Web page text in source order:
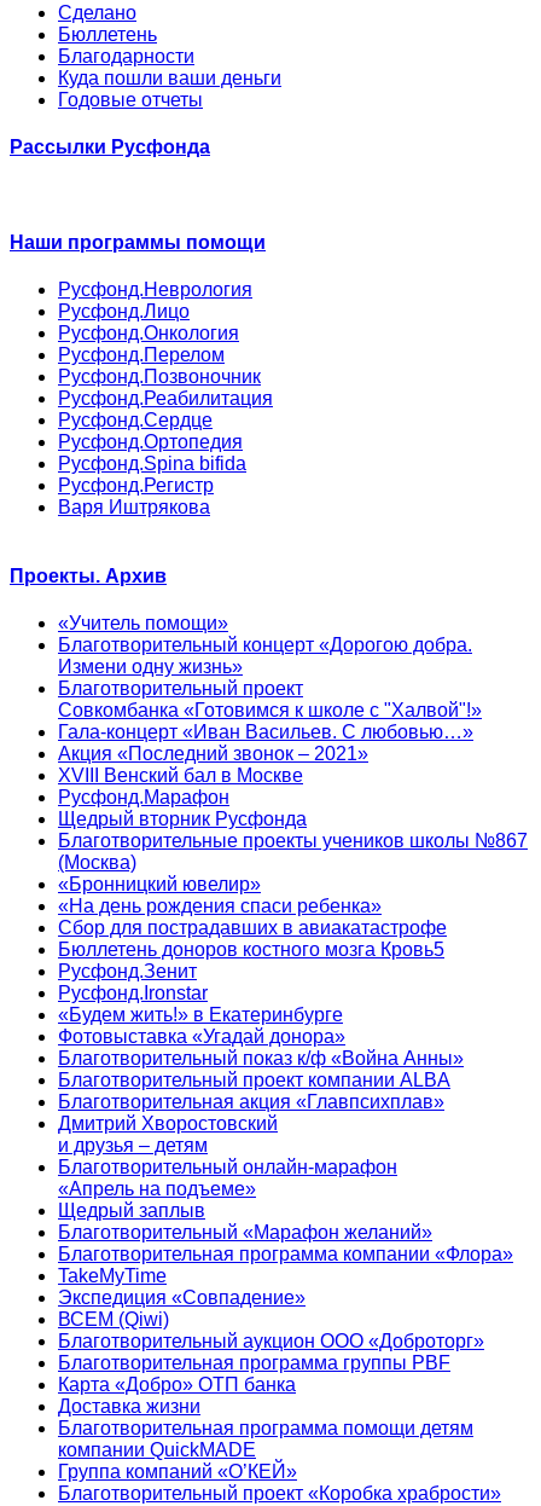
Сделано
Бюллетень
Благодарности
Куда пошли ваши деньги
Годовые отчеты
Рассылки Русфонда
Наши программы помощи
Русфонд.Неврология
Русфонд.Лицо
Русфонд.Онкология
Русфонд.Перелом
Русфонд.Позвоночник
Русфонд.Реабилитация
Русфонд.Сердце
Русфонд.Ортопедия
Русфонд.Spina bifida
Русфонд.Регистр
Варя Иштрякова
Проекты. Архив
«Учитель помощи»
Благотворительный концерт «Дорогою добра.
Измени одну жизнь»
Благотворительный проект
Совкомбанка «Готовимся к школе с "Халвой"!»
Гала-концерт «Иван Васильев. С любовью…»
Акция «Последний звонок – 2021»
XVIII Венский бал в Москве
Русфонд.Марафон
Щедрый вторник Русфонда
Благотворительные проекты учеников школы №867
(Москва)
«Бронницкий ювелир»
«На день рождения спаси ребенка»
Сбор для пострадавших в авиакатастрофе
Бюллетень доноров костного мозга Кровь5
Русфонд.Зенит
Русфонд.Ironstar
«Будем жить!» в Екатеринбурге
Фотовыставка «Угадай донора»
Благотворительный показ к/ф «Война Анны»
Благотворительный проект компании ALBA
Благотворительная акция «Главпсихплав»
Дмитрий Хворостовский
и друзья – детям
Благотворительный онлайн‑марафон
«Апрель на подъеме»
Щедрый заплыв
Благотворительный «Марафон желаний»
Благотворительная программа компании «Флора»
TakeMyTime
Экспедиция «Совпадение»
ВСЕМ (Qiwi)
Благотворительный аукцион ООО «Доброторг»
Благотворительная программа группы PBF
Карта «Добро» ОТП банка
Доставка жизни
Благотворительная программа помощи детям
компании QuickMADE
Группа компаний «О’КЕЙ»
Благотворительный проект «Коробка храбрости»